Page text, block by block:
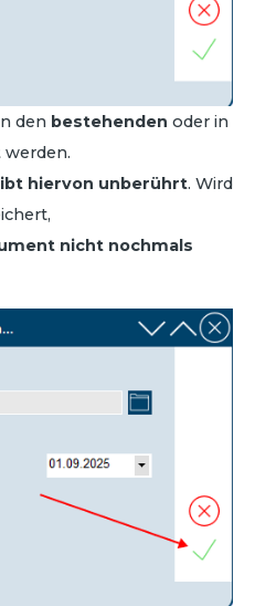
den bestehenden oder in
werden.
hiervon unberührt. Wird
nicht nochmals